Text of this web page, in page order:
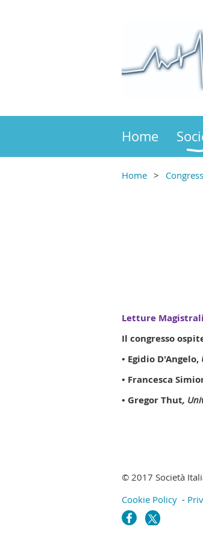
Home
Home
Letture Magistrali
Il congresso
• Egidio D'Angelo,
• Francesca
• Gregor Thut,
© 2017 Società
Cookie Policy -